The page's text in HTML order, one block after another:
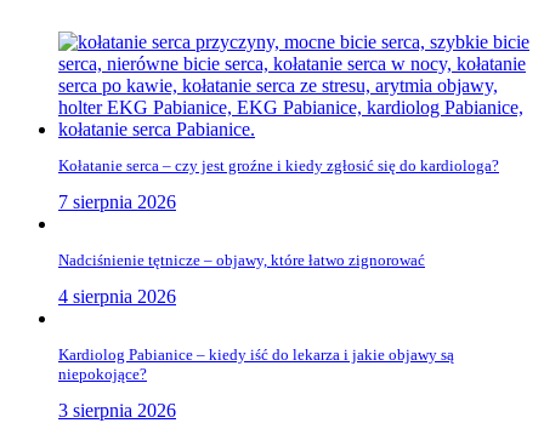
Kołatanie serca – czy jest groźne i kiedy zgłosić się do kardiologa?
7 sierpnia 2026
Nadciśnienie tętnicze – objawy, które łatwo zignorować
4 sierpnia 2026
Kardiolog Pabianice – kiedy iść do lekarza i jakie objawy są
niepokojące?
3 sierpnia 2026